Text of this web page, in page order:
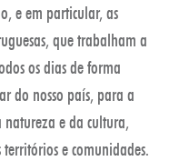
e em particular, as
que trabalham a
os dias de forma
do nosso país, para a
e da cultura,
e comunidades.